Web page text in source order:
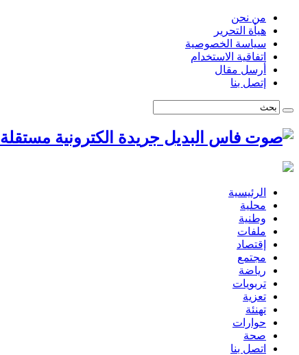
من نحن
هيأة التحرير
سياسة الخصوصية
اتفاقية الاستخدام
أرسل مقال
إتصل بنا
الرئيسية
محلية
وطنية
ملفات
إقتصاد
مجتمع
رياضة
تربويات
تعزية
تهنئة
حوارات
صحة
اتصل بنا